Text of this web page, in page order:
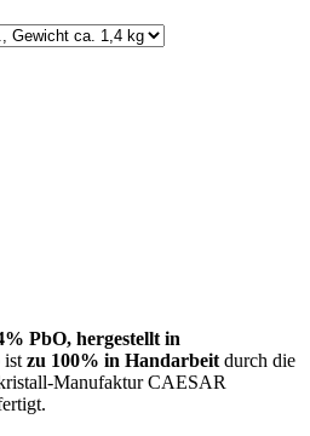
PbO, hergestellt in
ist zu 100% in Handarbeit durch die
Manufaktur CAESAR